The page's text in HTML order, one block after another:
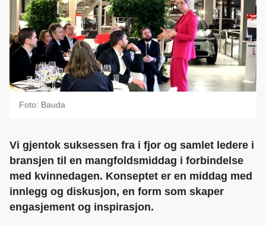
Foto: Bauda
Vi gjentok suksessen fra i fjor og samlet ledere i
bransjen til en mangfoldsmiddag i forbindelse
med kvinnedagen. Konseptet er en middag med
innlegg og diskusjon, en form som skaper
engasjement og inspirasjon.